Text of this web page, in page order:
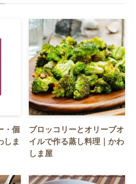
・個
しま
ブロッコリーとオリーブオ
イルで作る蒸し料理｜かわ
しま屋